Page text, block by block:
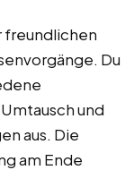
freundlichen
Du
und
aus. Die
am Ende